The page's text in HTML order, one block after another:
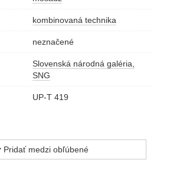
kombinovaná technika
neznačené
Slovenská národná galéria,
SNG
UP-T 419
Pridať medzi obľúbené